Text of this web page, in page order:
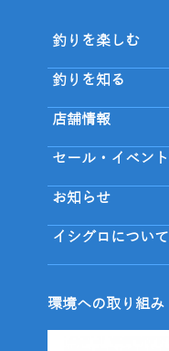
釣りを楽しむ
釣りを知る
店舗情報
セール・イベント
お知らせ
イシグロについて
環境への取り組み